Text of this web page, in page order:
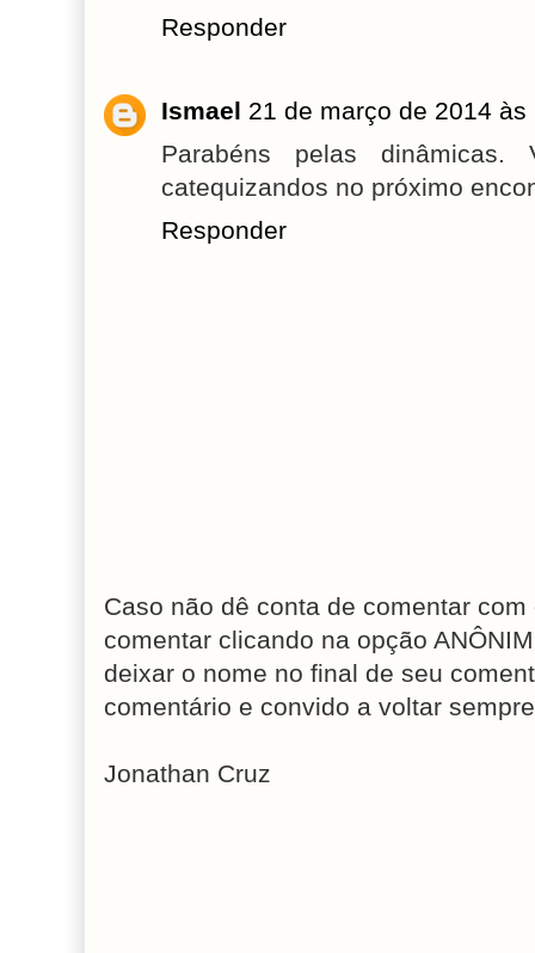
Responder
Ismael 21 de março de 2014 às
Parabéns pelas
catequizandos no próximo
Responder
Caso não dê conta de comentar
comentar clicando na opção
deixar o nome no final de seu
comentário e convido a voltar
Jonathan Cruz